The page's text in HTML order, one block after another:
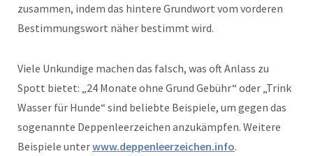
zusammen, indem das hintere Grundwort vom vorderen
Bestimmungswort näher bestimmt wird.
Viele Unkundige machen das falsch, was oft Anlass zu
Spott bietet: „24 Monate ohne Grund Gebühr“ oder „Trink
Wasser für Hunde“ sind beliebte Beispiele, um gegen das
sogenannte Deppenleerzeichen anzukämpfen. Weitere
Beispiele unterwww.deppenleerzeichen.info.